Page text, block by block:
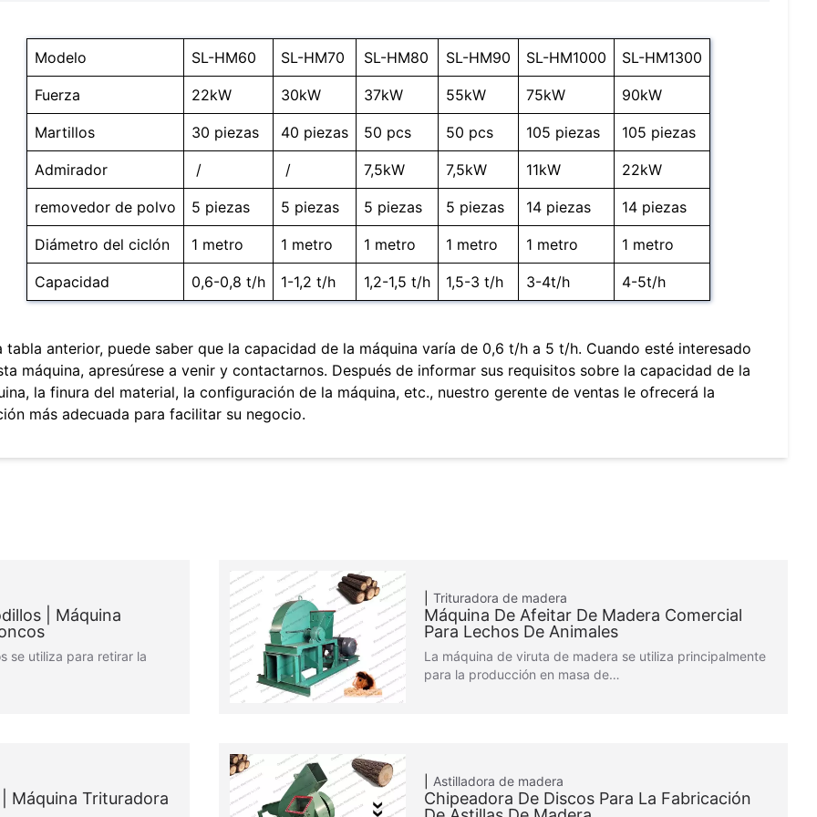
Modelo SL-HM60 SL-HM70 SL-HM80 SL-HM90 SL-HM1000 SL-HM1300
Fuerza 22kW 30kW 37kW 55kW 75kW 90kW
Martillos 30 piezas 40 piezas 50 pcs 50 pcs 105 piezas 105 piezas
Admirador / / 7,5kW 7,5kW 11kW 22kW
removedor de polvo 5 piezas 5 piezas 5 piezas 5 piezas 14 piezas 14 piezas
Diámetro del ciclón 1 metro 1 metro 1 metro 1 metro 1 metro 1 metro
Capacidad 0,6-0,8 t/h 1-1,2 t/h 1,2-1,5 t/h 1,5-3 t/h 3-4t/h 4-5t/h
tabla anterior, puede saber que la capacidad de la máquina varía de 0,6 t/h a 5 t/h. Cuando esté interesado
máquina, apresúrese a venir y contactarnos. Después de informar sus requisitos sobre la capacidad de la
la finura del material, la configuración de la máquina, etc., nuestro gerente de ventas le ofrecerá la
más adecuada para facilitar su negocio.
| Máquina
se utiliza para retirar la
Trituradora de madera
Máquina De Afeitar De Madera Comercial
Para Lechos De Animales
La máquina de viruta de madera se utiliza principalmente
para la producción en masa de…
Máquina Trituradora
Astilladora de madera
Chipeadora De Discos Para La Fabricación